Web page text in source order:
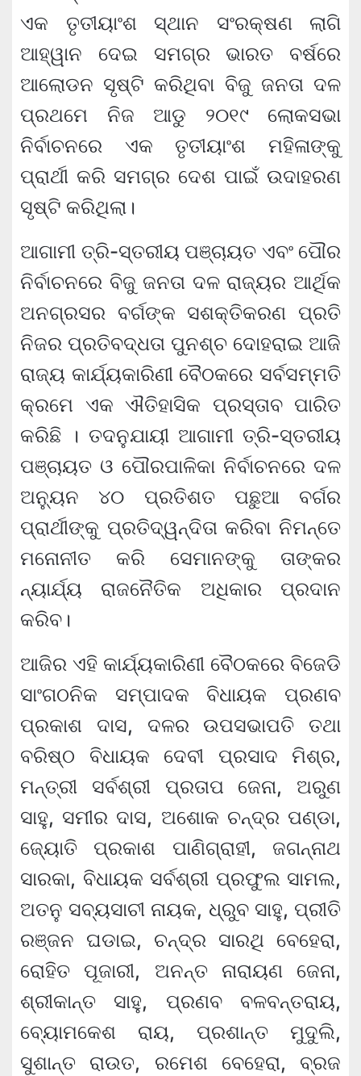
ଏକ ତୃତୀୟାଂଶ ସ୍ଥାନ ସଂରକ୍ଷଣ ଲାଗି
ଆହ୍ୱାନ ଦେଇ ସମଗ୍ର ଭାରତ ବର୍ଷରେ
ଆଲୋଡନ ସୃଷ୍ଟି କରିଥିବା ବିଜୁ ଜନତା ଦଳ
ପ୍ରଥମେ ନିଜ ଆଡୁ ୨୦୧୯ ଲୋକସଭା
ନିର୍ବାଚନରେ ଏକ ତୃତୀୟାଂଶ ମହିଳାଙ୍କୁ
ପ୍ରାର୍ଥୀ କରି ସମଗ୍ର ଦେଶ ପାଇଁ ଉଦାହରଣ
ସୃଷ୍ଟି କରିଥିଲା।
ଆଗାମୀ ତ୍ରି-ସ୍ତରୀୟ ପଞ୍ଚାୟତ ଏବଂ ପୌର
ନିର୍ବାଚନରେ ବିଜୁ ଜନତା ଦଳ ରାଜ୍ୟର ଆର୍ଥିକ
ଅନଗ୍ରସର ବର୍ଗଙ୍କ ସଶକ୍ତିକରଣ ପ୍ରତି
ନିଜର ପ୍ରତିବଦ୍ଧତା ପୁନଶ୍ଚ ଦୋହରାଇ ଆଜି
ରାଜ୍ୟ କାର୍ଯ୍ୟକାରିଣୀ ବୈଠକରେ ସର୍ବସମ୍ମତି
କ୍ରମେ ଏକ ଐତିହାସିକ ପ୍ରସ୍ତାବ ପାରିତ
କରିଛି । ତଦନୁଯାୟୀ ଆଗାମୀ ତ୍ରି-ସ୍ତରୀୟ
ପଞ୍ଚାୟତ ଓ ପୌରପାଳିକା ନିର୍ବାଚନରେ ଦଳ
ଅନ୍ୟୁନ ୪୦ ପ୍ରତିଶତ ପଛୁଆ ବର୍ଗର
ପ୍ରାର୍ଥୀଙ୍କୁ ପ୍ରତିଦ୍ୱନ୍ଦିତା କରିବା ନିମନ୍ତେ
ମନୋନୀତ କରି ସେମାନଙ୍କୁ ତାଙ୍କର
ନ୍ୟାର୍ଯ୍ୟ ରାଜନୈତିକ ଅଧିକାର ପ୍ରଦାନ
କରିବ।
ଆଜିର ଏହି କାର୍ଯ୍ୟକାରିଣୀ ବୈଠକରେ ବିଜେଡି
ସାଂଗଠନିକ ସମ୍ପାଦକ ବିଧାୟକ ପ୍ରଣବ
ପ୍ରକାଶ ଦାସ, ଦଳର ଉପସଭାପତି ତଥା
ବରିଷ୍ଠ ବିଧାୟକ ଦେବୀ ପ୍ରସାଦ ମିଶ୍ର,
ମନ୍ତ୍ରୀ ସର୍ବଶ୍ରୀ ପ୍ରତାପ ଜେନା, ଅରୁଣ
ସାହୁ, ସମୀର ଦାସ, ଅଶୋକ ଚନ୍ଦ୍ର ପଣ୍ଡା,
ଜ୍ୟୋତି ପ୍ରକାଶ ପାଣିଗ୍ରାହୀ, ଜଗନ୍ନାଥ
ସାରକା, ବିଧାୟକ ସର୍ବଶ୍ରୀ ପ୍ରଫୁଲ ସାମଲ,
ଅତନୁ ସବ୍ୟସାଚୀ ନାୟକ, ଧ୍ରୁବ ସାହୁ, ପ୍ରୀତି
ରଞ୍ଜନ ଘଡାଇ, ଚନ୍ଦ୍ର ସାରଥି ବେହେରା,
ରୋହିତ ପୂଜାରୀ, ଅନନ୍ତ ନାରାୟଣ ଜେନା,
ଶ୍ରୀକାନ୍ତ ସାହୁ, ପ୍ରଣବ ବଳବନ୍ତରାୟ,
ବ୍ୟୋମକେଶ ରାୟ, ପ୍ରଶାନ୍ତ ମୁଦୁଲି,
ସୁଶାନ୍ତ ରାଉତ, ରମେଶ ବେହେରା, ବ୍ରଜ